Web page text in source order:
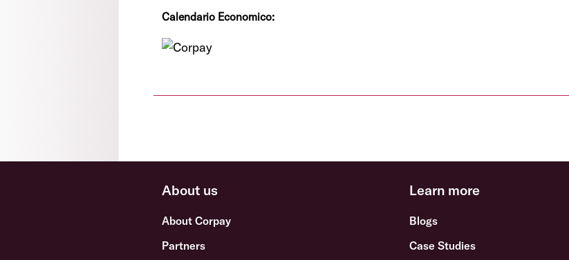
Calendario Economico:
About us
About Corpay
Partners
Learn more
Blogs
Case Studies